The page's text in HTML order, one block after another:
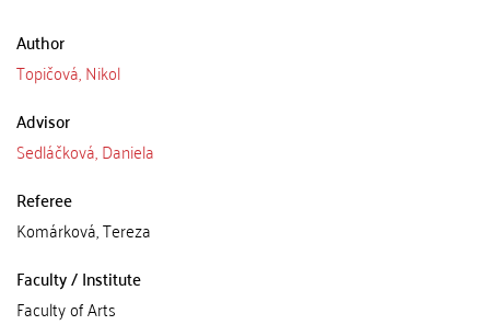
Author
Topičová, Nikol
Advisor
Sedláčková, Daniela
Referee
Komárková, Tereza
Faculty / Institute
Faculty of Arts